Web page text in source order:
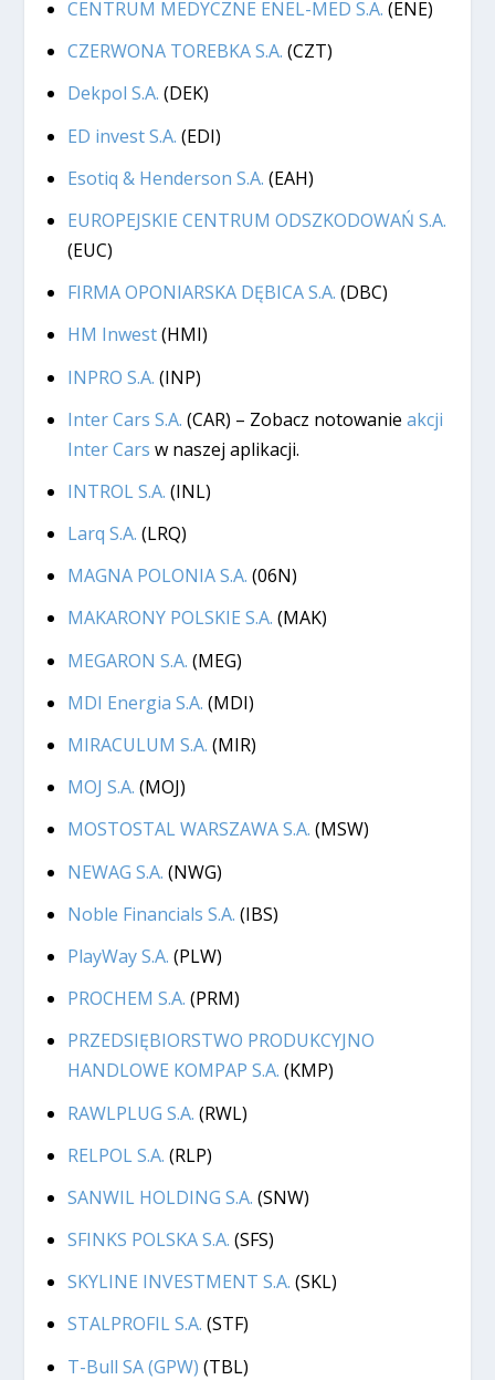
CENTRUM MEDYCZNE ENEL-MED S.A. (ENE)
CZERWONA TOREBKA S.A. (CZT)
Dekpol S.A. (DEK)
ED invest S.A. (EDI)
Esotiq & Henderson S.A. (EAH)
EUROPEJSKIE CENTRUM ODSZKODOWAŃ S.A.
(EUC)
FIRMA OPONIARSKA DĘBICA S.A. (DBC)
HM Inwest(HMI)
INPRO S.A. (INP)
Inter Cars S.A. (CAR) – Zobacz notowanie akcji
Inter Cars w naszej aplikacji.
INTROL S.A. (INL)
Larq S.A. (LRQ)
MAGNA POLONIA S.A. (06N)
MAKARONY POLSKIE S.A. (MAK)
MEGARON S.A. (MEG)
MDI Energia S.A. (MDI)
MIRACULUM S.A. (MIR)
MOJ S.A. (MOJ)
MOSTOSTAL WARSZAWA S.A. (MSW)
NEWAG S.A. (NWG)
Noble Financials S.A. (IBS)
PlayWay S.A. (PLW)
PROCHEM S.A. (PRM)
PRZEDSIĘBIORSTWO PRODUKCYJNO
HANDLOWE KOMPAP S.A. (KMP)
RAWLPLUG S.A. (RWL)
RELPOL S.A. (RLP)
SANWIL HOLDING S.A. (SNW)
SFINKS POLSKA S.A. (SFS)
SKYLINE INVESTMENT S.A. (SKL)
STALPROFIL S.A. (STF)
T-Bull SA (GPW) (TBL)